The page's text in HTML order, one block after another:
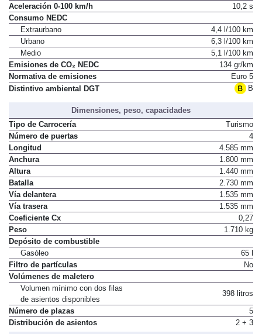
Aceleración 0-100 km/h
10,2 s
Consumo NEDC
Extraurbano
4,4 l/100 km
Urbano
6,3 l/100 km
Medio
5,1 l/100 km
Emisiones de CO₂ NEDC
134 gr/km
Normativa de emisiones
Euro 5
Distintivo ambiental DGT
B
Dimensiones, peso, capacidades
Tipo de Carrocería
Turismo
Número de puertas
4
Longitud
4.585 mm
Anchura
1.800 mm
Altura
1.440 mm
Batalla
2.730 mm
Vía delantera
1.535 mm
Vía trasera
1.535 mm
Coeficiente Cx
0,27
Peso
1.710 kg
Depósito de combustible
Gasóleo
65 l
Filtro de partículas
No
Volúmenes de maletero
Volumen mínimo con dos filas
de asientos disponibles
398 litros
Número de plazas
5
Distribución de asientos
2 + 3